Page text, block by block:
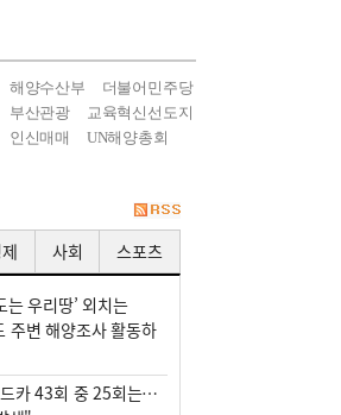
해양수산부
더불어민주당
부산관광
교육혁신선도지
인신매매 UN해양총회
사회 스포츠
는 우리땅’ 외치는
변 해양조사 활동하
카 43회 중 25회는 삼